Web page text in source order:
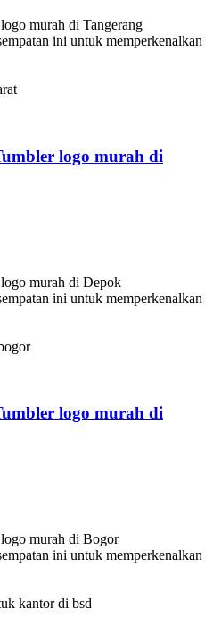
murah di Tangerang
ini untuk memperkenalkan
logo murah di
murah di Depok
ini untuk memperkenalkan
logo murah di
murah di Bogor
ini untuk memperkenalkan